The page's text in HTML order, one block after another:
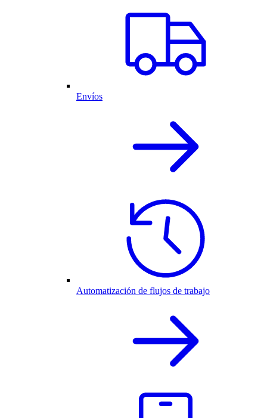
Envíos
Automatización de flujos de trabajo